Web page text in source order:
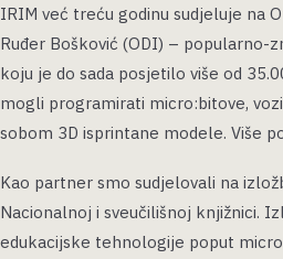
IRIM već treću godinu sudjeluje na
Ruđer Bošković (ODI) – popularno-
koju je do sada posjetilo više od
mogli programirati micro:bitove,
sobom 3D isprintane modele. Više
Kao partner smo sudjelovali na
Nacionalnoj i sveučilišnoj knjižnici.
edukacijske tehnologije poput